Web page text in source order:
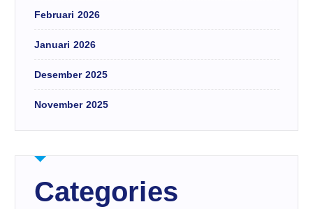
Februari 2026
Januari 2026
Desember 2025
November 2025
Categories